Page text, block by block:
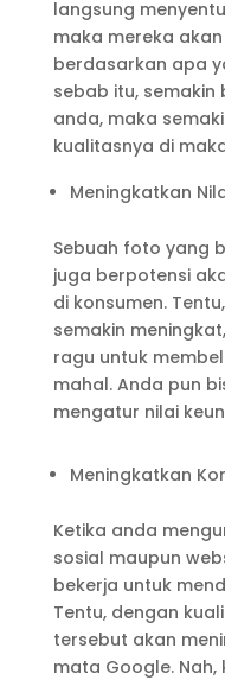
langsung
maka mereka
berdasarkan apa
sebab itu,
anda, maka
kualitasnya di
Meningkatkan
Sebuah foto yang
juga berpotensi
di konsumen.
semakin
ragu untuk
mahal. Anda pun
mengatur nilai
Meningkatkan
Ketika anda
sosial maupun
bekerja untuk
Tentu, dengan
tersebut akan
mata Google. Nah,